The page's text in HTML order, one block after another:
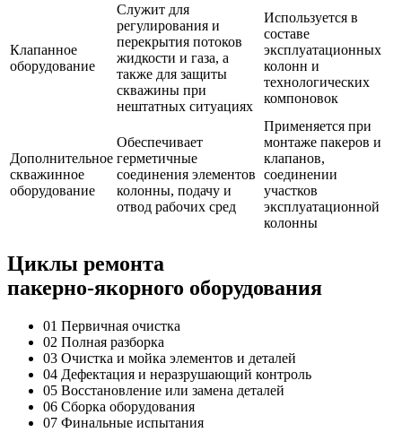
Клапанное
оборудование
Служит для
регулирования и
перекрытия потоков
жидкости и газа, а
также для защиты
скважины при
нештатных ситуациях
Используется в
составе
эксплуатационных
колонн и
технологических
компоновок
Дополнительное
скважинное
оборудование
Обеспечивает
герметичные
соединения элементов
колонны, подачу и
отвод рабочих сред
Применяется при
монтаже пакеров и
клапанов,
соединении
участков
эксплуатационной
колонны
Циклы ремонта
пакерно-якорного оборудования
01 Первичная очистка
02 Полная разборка
03 Очистка и мойка элементов и деталей
04 Дефектация и неразрушающий контроль
05 Восстановление или замена деталей
06 Сборка оборудования
07 Финальные испытания